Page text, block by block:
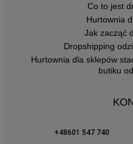
Co to jest
Hurtownia
Jak zacząć
Dropshipping
Hurtownia dla sklepów
butiku
+48601 547 740